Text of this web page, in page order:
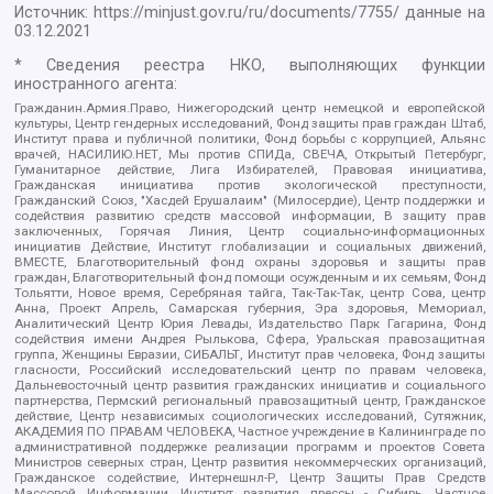
Источник: https://minjust.gov.ru/ru/documents/7755/ данные на
03.12.2021
* Сведения реестра НКО, выполняющих функции
иностранного агента:
Гражданин.Армия.Право, Нижегородский центр немецкой и европейской
культуры, Центр гендерных исследований, Фонд защиты прав граждан Штаб,
Институт права и публичной политики, Фонд борьбы с коррупцией, Альянс
врачей, НАСИЛИЮ.НЕТ, Мы против СПИДа, СВЕЧА, Открытый Петербург,
Гуманитарное действие, Лига Избирателей, Правовая инициатива,
Гражданская инициатива против экологической преступности,
Гражданский Союз, "Хасдей Ерушалаим" (Милосердие), Центр поддержки и
содействия развитию средств массовой информации, В защиту прав
заключенных, Горячая Линия, Центр социально-информационных
инициатив Действие, Институт глобализации и социальных движений,
ВМЕСТЕ, Благотворительный фонд охраны здоровья и защиты прав
граждан, Благотворительный фонд помощи осужденным и их семьям, Фонд
Тольятти, Новое время, Серебряная тайга, Так-Так-Так, центр Сова, центр
Анна, Проект Апрель, Самарская губерния, Эра здоровья, Мемориал,
Аналитический Центр Юрия Левады, Издательство Парк Гагарина, Фонд
содействия имени Андрея Рылькова, Сфера, Уральская правозащитная
группа, Женщины Евразии, СИБАЛЬТ, Институт прав человека, Фонд защиты
гласности, Российский исследовательский центр по правам человека,
Дальневосточный центр развития гражданских инициатив и социального
партнерства, Пермский региональный правозащитный центр, Гражданское
действие, Центр независимых социологических исследований, Сутяжник,
АКАДЕМИЯ ПО ПРАВАМ ЧЕЛОВЕКА, Частное учреждение в Калининграде по
административной поддержке реализации программ и проектов Совета
Министров северных стран, Центр развития некоммерческих организаций,
Гражданское содействие, Интернешнл-Р, Центр Защиты Прав Средств